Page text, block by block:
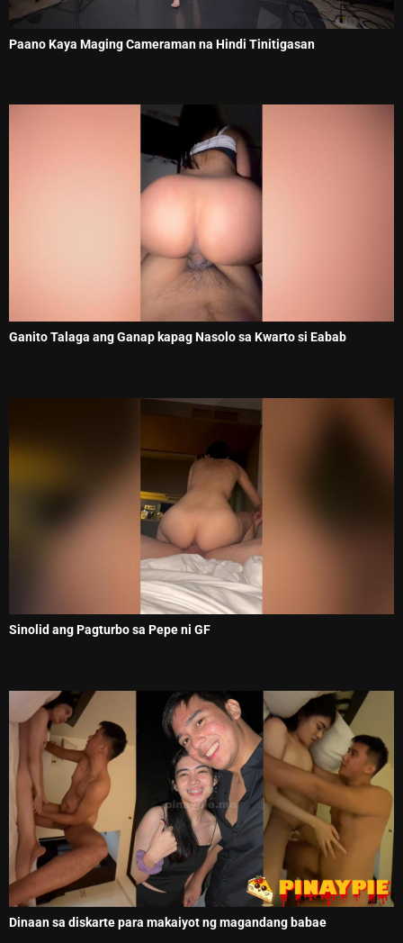
Paano Kaya Maging Cameraman na Hindi Tinitigasan
Ganito Talaga ang Ganap kapag Nasolo sa Kwarto si Eabab
Sinolid ang Pagturbo sa Pepe ni GF
Dinaan sa diskarte para makaiyot ng magandang babae